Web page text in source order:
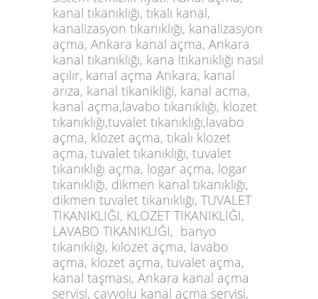
kanal tıkanıklığı, tıkalı kanal,
kanalizasyon tıkanıklığı, kanalizasyon
açma, Ankara kanal açma, Ankara
kanal tıkanıklığı, kana ltıkanıklığı nasıl
açılır, kanal açma Ankara, kanal
arıza, kanal tikanikliği, kanal acma,
kanal açma,lavabo tıkanıklığı, klozet
tıkanıklığı,tuvalet tıkanıklığı,lavabo
açma, klozet açma, tıkalı klozet
açma, tuvalet tıkanıklığı, tuvalet
tıkanıklığı açma, logar açma, logar
tıkanıklığı, dikmen kanal tıkanıklığı,
dikmen tuvalet tıkanıklığı, TUVALET
TIKANIKLIĞI, KLOZET TIKANIKLIĞI,
LAVABO TIKANIKLIĞI, banyo
tıkanıklığı, kılozet açma, lavabo
açma, klozet açma, tuvalet açma,
kanal taşması, Ankara kanal açma
servisi, çayyolu kanal açma servisi,